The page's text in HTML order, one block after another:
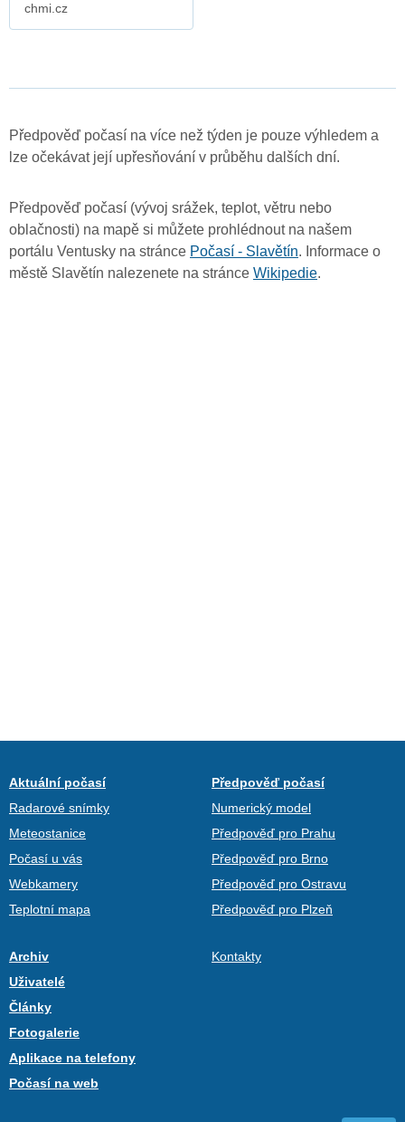
chmi.cz
Předpověď počasí na více než týden je pouze výhledem a
lze očekávat její upřesňování v průběhu dalších dní.
Předpověď počasí (vývoj srážek, teplot, větru nebo
oblačnosti) na mapě si můžete prohlédnout na našem
portálu Ventusky na stránce Počasí - Slavětín. Informace o
městě Slavětín nalezenete na stránce Wikipedie.
Aktuální počasí
Radarové snímky
Meteostanice
Počasí u vás
Webkamery
Teplotní mapa
Předpověď počasí
Numerický model
Předpověď pro Prahu
Předpověď pro Brno
Předpověď pro Ostravu
Předpověď pro Plzeň
Archiv
Uživatelé
Články
Fotogalerie
Aplikace na telefony
Počasí na web
Kontakty